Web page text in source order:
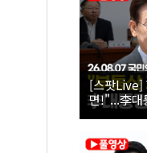
[스팟Live]
면!"...李대
| 26.08.07
위원회 전